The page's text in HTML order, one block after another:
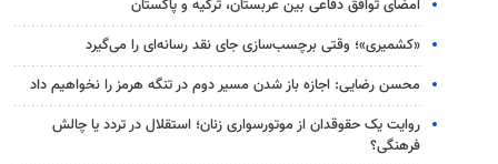
امضای توافق دفاعی بین عربستان، ترکیه و پاکستان
«کشمیری»؛ وقتی برچسب‌سازی جای نقد رسانه‌ای را می‌گیرد
محسن رضایی: اجازه باز شدن مسیر دوم در تنگه هرمز را نخواهیم داد
روایت یک حقوقدان از موتورسواری زنان؛ استقلال در تردد یا چالش
فرهنگی؟